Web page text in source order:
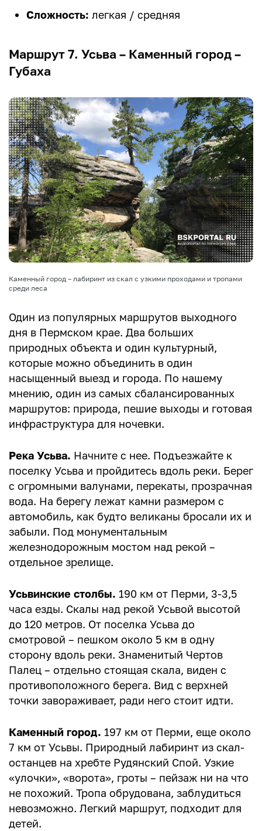
Сложность: легкая / средняя
Маршрут 7. Усьва – Каменный город –
Губаха
Каменный город – лабиринт из скал с узкими проходами и тропами
среди леса
Один из популярных маршрутов выходного
дня в Пермском крае. Два больших
природных объекта и один культурный,
которые можно объединить в один
насыщенный выезд и города. По нашему
мнению, один из самых сбалансированных
маршрутов: природа, пешие выходы и готовая
инфраструктура для ночевки.
Река Усьва. Начните с нее. Подъезжайте к
поселку Усьва и пройдитесь вдоль реки. Берег
с огромными валунами, перекаты, прозрачная
вода. На берегу лежат камни размером с
автомобиль, как будто великаны бросали их и
забыли. Под монументальным
железнодорожным мостом над рекой –
отдельное зрелище.
Усьвинские столбы. 190 км от Перми, 3-3,5
часа езды. Скалы над рекой Усьвой высотой
до 120 метров. От поселка Усьва до
смотровой – пешком около 5 км в одну
сторону вдоль реки. Знаменитый Чертов
Палец – отдельно стоящая скала, виден с
противоположного берега. Вид с верхней
точки завораживает, ради него стоит идти.
Каменный город. 197 км от Перми, еще около
7 км от Усьвы. Природный лабиринт из скал-
останцев на хребте Рудянский Спой. Узкие
«улочки», «ворота», гроты – пейзаж ни на что
не похожий. Тропа обрудована, заблудиться
невозможно. Легкий маршрут, подходит для
детей.